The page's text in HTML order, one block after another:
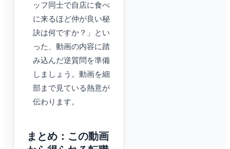
ッフ同士で自店に食べ
に来るほど仲が良い秘
訣は何ですか？」とい
った、動画の内容に踏
み込んだ逆質問を準備
しましょう。動画を細
部まで見ている熱意が
伝わります。
まとめ：この動画